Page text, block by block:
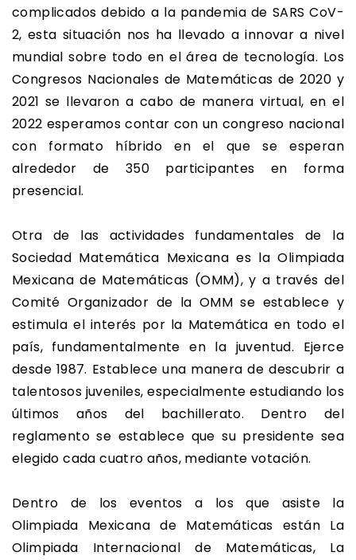
complicados debido a la pandemia de SARS CoV-
2, esta situación nos ha llevado a innovar a nivel
mundial sobre todo en el área de tecnología. Los
Congresos Nacionales de Matemáticas de 2020 y
2021 se llevaron a cabo de manera virtual, en el
2022 esperamos contar con un congreso nacional
con formato híbrido en el que se esperan
alrededor de 350 participantes en forma
presencial.
Otra de las actividades fundamentales de la
Sociedad Matemática Mexicana es la Olimpiada
Mexicana de Matemáticas (OMM), y a través del
Comité Organizador de la OMM se establece y
estimula el interés por la Matemática en todo el
país, fundamentalmente en la juventud. Ejerce
desde 1987. Establece una manera de descubrir a
talentosos juveniles, especialmente estudiando los
últimos años del bachillerato. Dentro del
reglamento se establece que su presidente sea
elegido cada cuatro años, mediante votación.
Dentro de los eventos a los que asiste la
Olimpiada Mexicana de Matemáticas están La
Olimpiada Internacional de Matemáticas, La